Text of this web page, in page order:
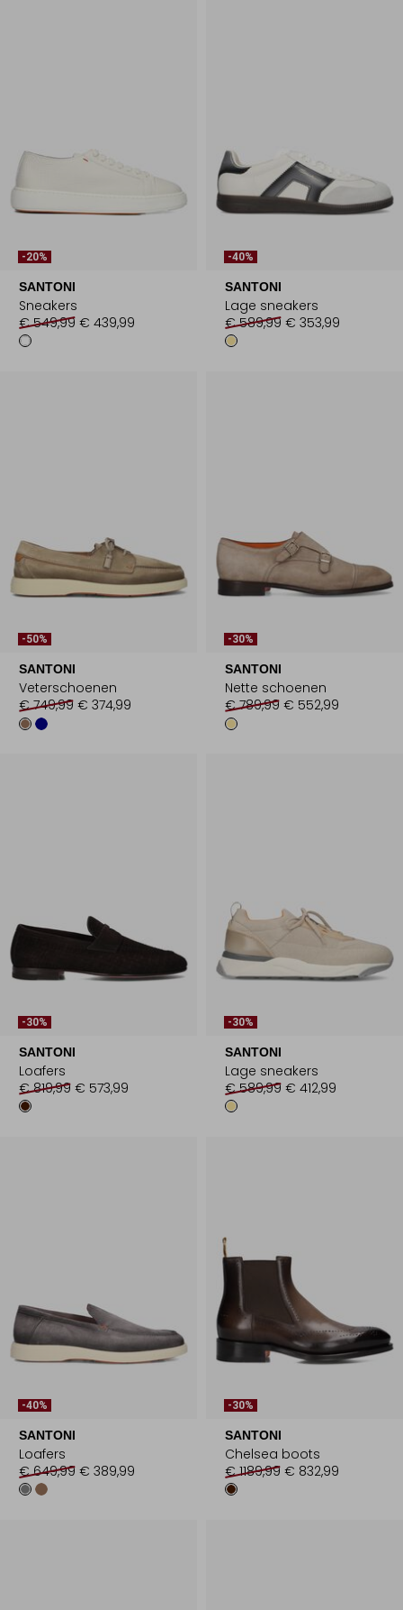
-20%
SANTONI
Sneakers
€ 549,99 € 439,99
-40%
SANTONI
Lage sneakers
€ 589,99 € 353,99
-50%
SANTONI
Veterschoenen
€ 749,99 € 374,99
-30%
SANTONI
Nette schoenen
€ 789,99 € 552,99
-30%
SANTONI
Loafers
€ 819,99 € 573,99
-30%
SANTONI
Lage sneakers
€ 589,99 € 412,99
-40%
SANTONI
Loafers
€ 649,99 € 389,99
-30%
SANTONI
Chelsea boots
€ 1189,99 € 832,99